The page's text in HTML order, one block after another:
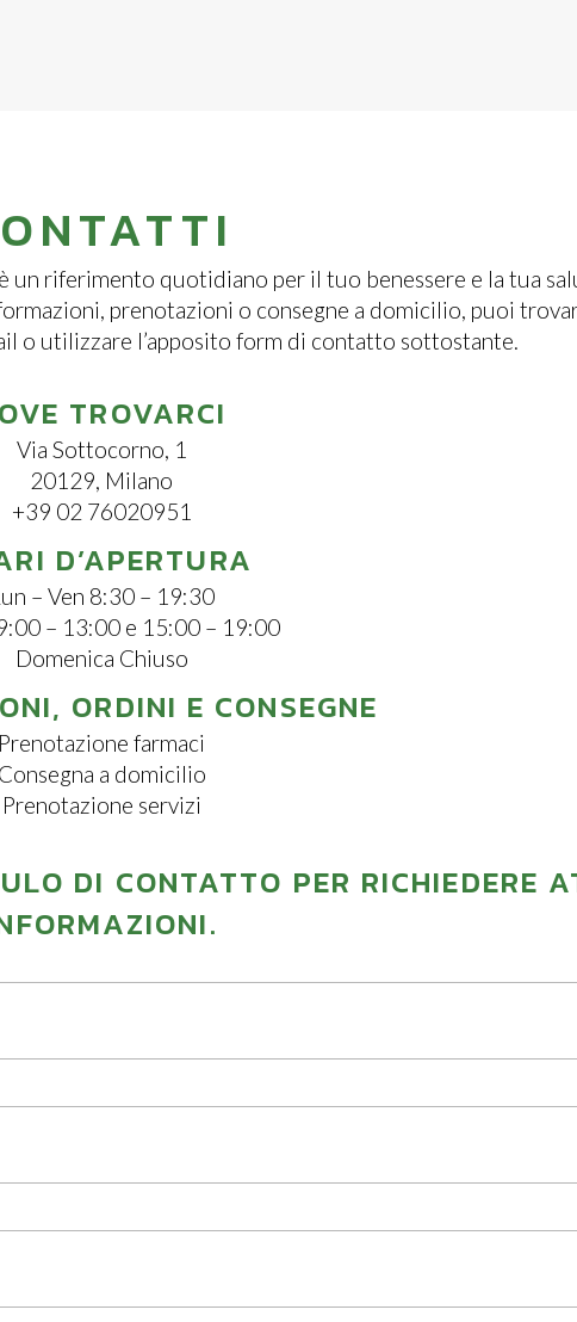
un riferimento quotidiano per il tuo benessere e la tua
prenotazioni o consegne a domicilio, puoi
o utilizzare l’apposito form di contatto sottostante.
TROVARCI
Via Sottocorno, 1
20129, Milano
+39 02 76020951
D’APERTURA
– Ven 8:30 – 19:30
– 13:00 e 15:00 – 19:00
Domenica Chiuso
ORDINI E CONSEGNE
Prenotazione farmaci
Consegna a domicilio
Prenotazione servizi
DI CONTATTO PER RICHIEDERE